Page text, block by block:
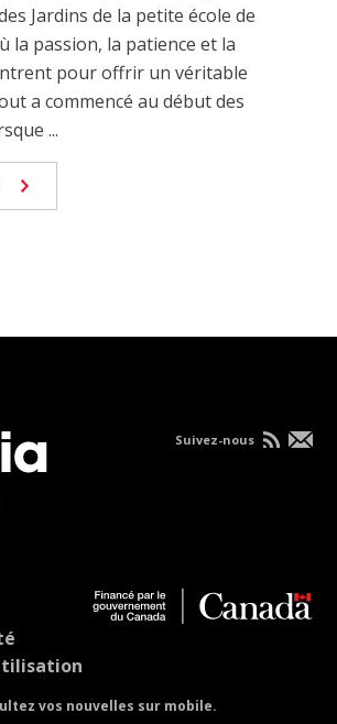
Jardins de la petite école de
la passion, la patience et la
pour offrir un véritable
a commencé au début des
...
vos nouvelles sur mobile.
Suivez-nous